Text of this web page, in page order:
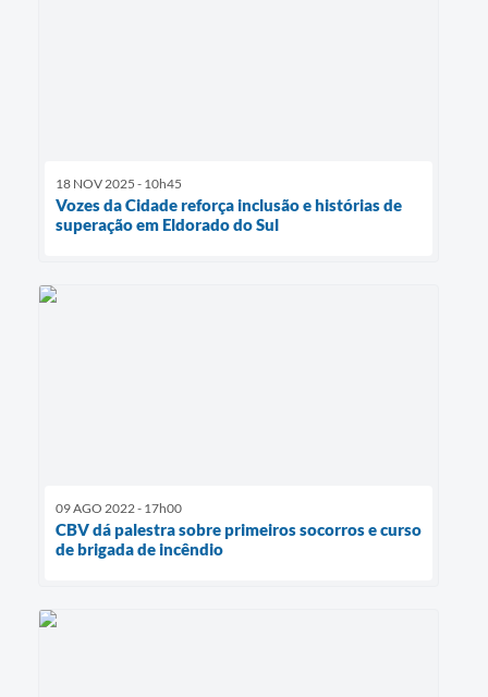
18 NOV 2025 - 10h45
Vozes da Cidade reforça inclusão e histórias de
superação em Eldorado do Sul
09 AGO 2022 - 17h00
CBV dá palestra sobre primeiros socorros e curso
de brigada de incêndio